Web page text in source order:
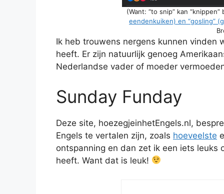
(Want: “to snip” kan
eendenkuiken) en “gosling”
Ik heb trouwens nergens kunnen vinden
heeft. Er zijn natuurlijk genoeg
Nederlandse vader of moeder
Sunday Funday
Deze site, hoezegjeinhetEngels.nl,
Engels te vertalen zijn, zoals hoeveelste
ontspanning en dan zet ik een iets
heeft. Want dat is leuk!